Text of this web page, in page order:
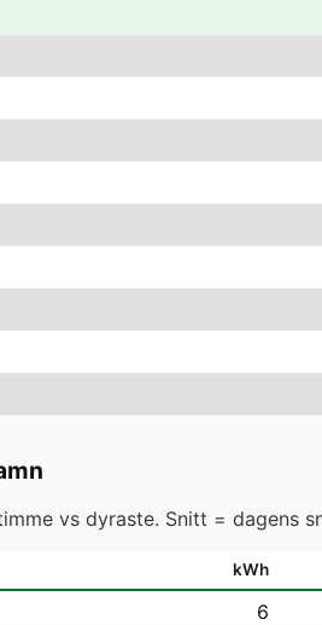
vs dyraste. Snitt = dagens
kWh
6